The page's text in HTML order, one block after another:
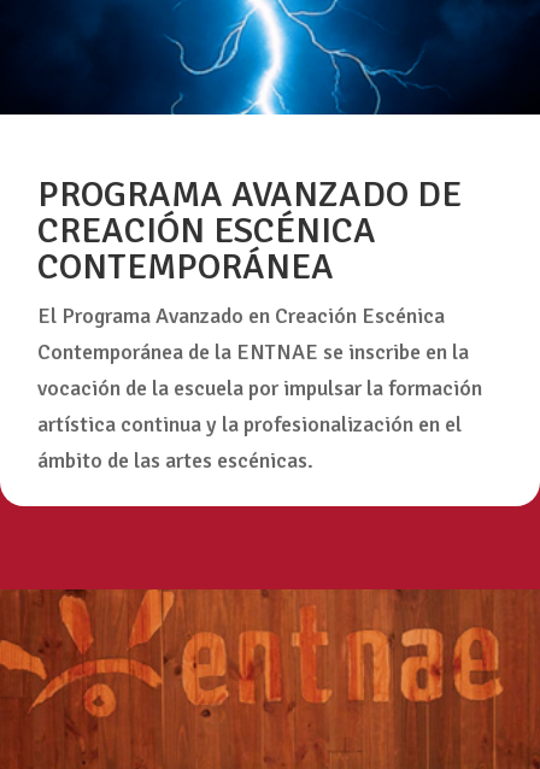
PROGRAMA AVANZADO DE
CREACIÓN ESCÉNICA
CONTEMPORÁNEA
El Programa Avanzado en Creación Escénica
Contemporánea de la ENTNAE se inscribe en la
vocación de la escuela por impulsar la formación
artística continua y la profesionalización en el
ámbito de las artes escénicas.